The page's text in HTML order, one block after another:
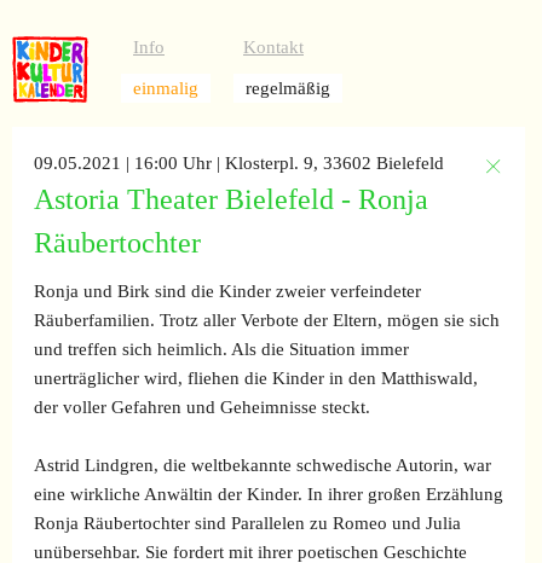
einmalig regelmäßig
Info Kontakt
09.05.2021 | 16:00 Uhr | Klosterpl. 9, 33602 Bielefeld
Astoria Theater Bielefeld - Ronja
Räubertochter
Ronja und Birk sind die Kinder zweier verfeindeter
Räuberfamilien. Trotz aller Verbote der Eltern, mögen sie sich
und treffen sich heimlich. Als die Situation immer
unerträglicher wird, fliehen die Kinder in den Matthiswald,
der voller Gefahren und Geheimnisse steckt.
Astrid Lindgren, die weltbekannte schwedische Autorin, war
eine wirkliche Anwältin der Kinder. In ihrer großen Erzählung
Ronja Räubertochter sind Parallelen zu Romeo und Julia
unübersehbar. Sie fordert mit ihrer poetischen Geschichte